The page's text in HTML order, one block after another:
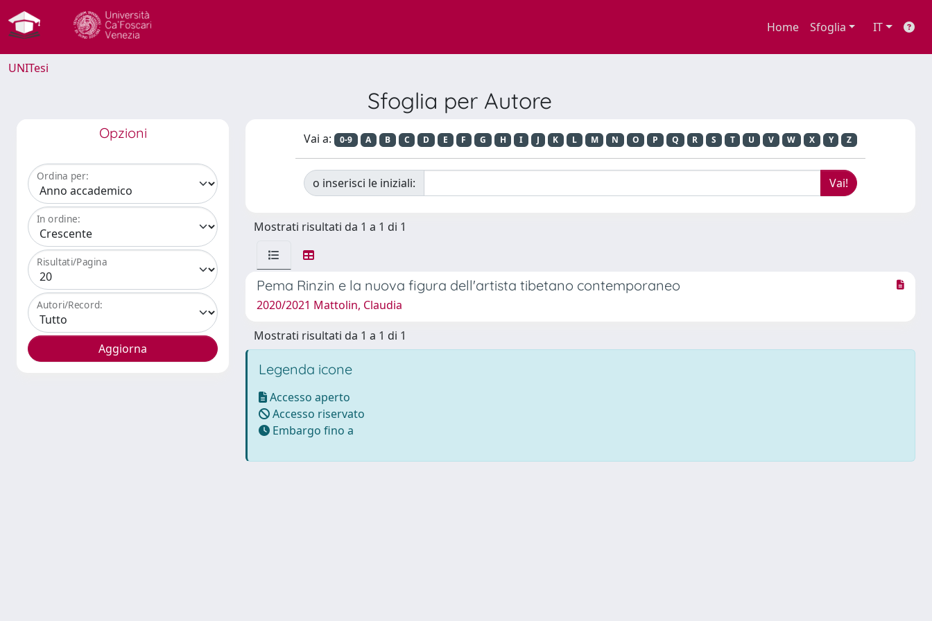
Home Sfoglia IT
UNITesi
Sfoglia per Autore
Opzioni
Ordina per:
In ordine:
Risultati/Pagina
Autori/Record:
Vai a: 0-9 A B C D E F G H I J K L M N O P Q R S T U V W X Y Z
o inserisci le iniziali:
Mostrati risultati da 1 a 1 di 1
Pema Rinzin e la nuova figura dell'artista tibetano contemporaneo
2020/2021 Mattolin, Claudia
Mostrati risultati da 1 a 1 di 1
Legenda icone
Accesso aperto
Accesso riservato
Embargo fino a